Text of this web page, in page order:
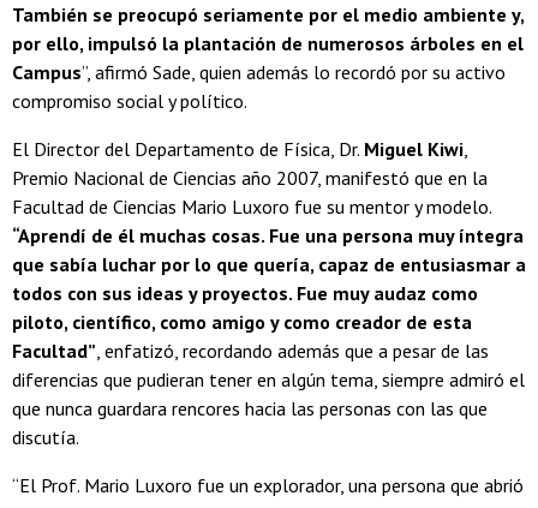
También se preocupó seriamente por el medio ambiente y,
por ello, impulsó la plantación de numerosos árboles en el
Campus”, afirmó Sade, quien además lo recordó por su activo
compromiso social y político.
El Director del Departamento de Física, Dr. Miguel Kiwi,
Premio Nacional de Ciencias año 2007, manifestó que en la
Facultad de Ciencias Mario Luxoro fue su mentor y modelo.
“Aprendí de él muchas cosas. Fue una persona muy íntegra
que sabía luchar por lo que quería, capaz de entusiasmar a
todos con sus ideas y proyectos. Fue muy audaz como
piloto, científico, como amigo y como creador de esta
Facultad”, enfatizó, recordando además que a pesar de las
diferencias que pudieran tener en algún tema, siempre admiró el
que nunca guardara rencores hacia las personas con las que
discutía.
“El Prof. Mario Luxoro fue un explorador, una persona que abrió